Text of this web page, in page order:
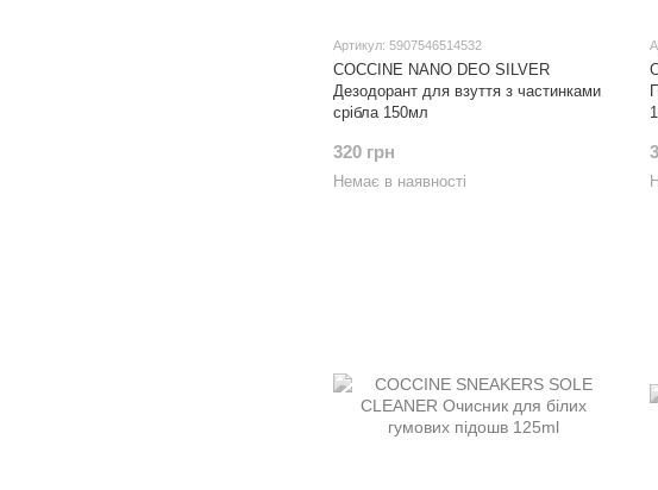
Артикул: 5907546514532
COCCINE NANO DEO SILVER
Дезодорант для взуття з частинками
срібла 150мл
320 грн
Немає в наявності